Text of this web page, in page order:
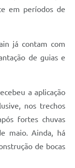
em períodos de
já contam com
de guias e
a aplicação
nos trechos
fortes chuvas
maio. Ainda, há
de bocas